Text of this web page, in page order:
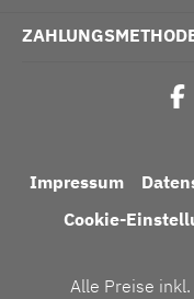
Impressum
Cookie-
Alle Preise